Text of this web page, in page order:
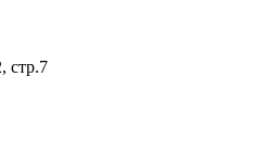
стр.7